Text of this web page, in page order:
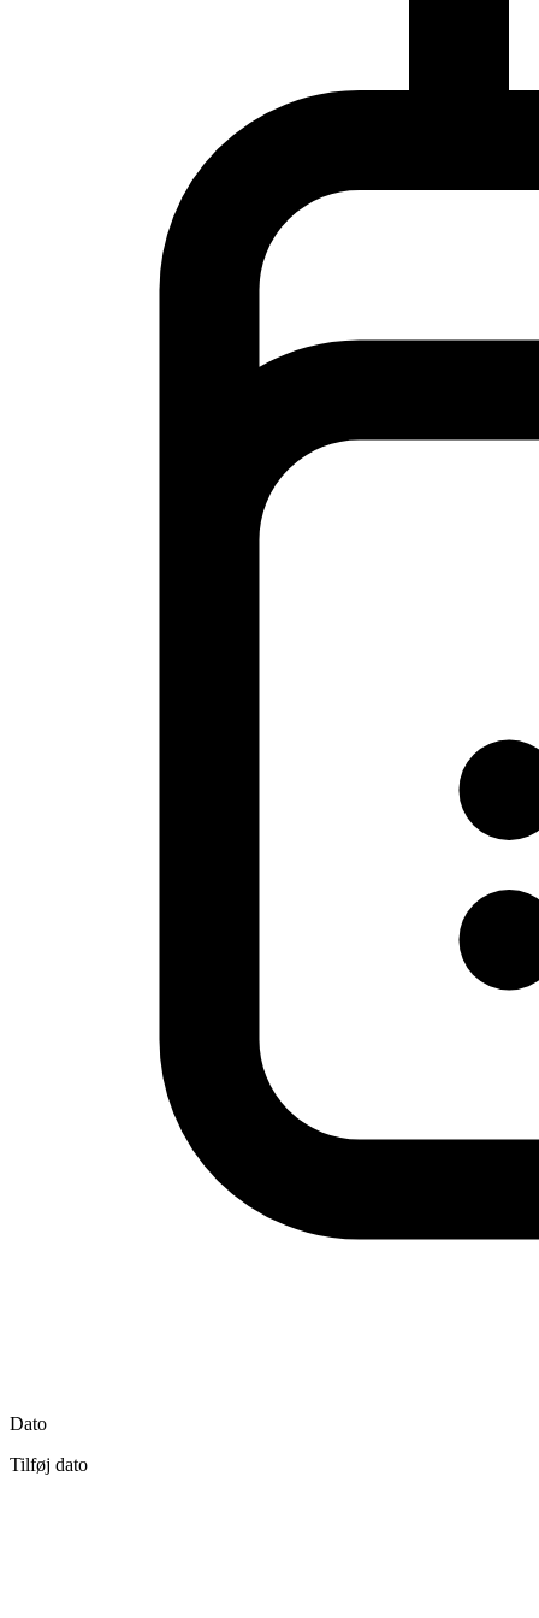
Dato
Tilføj dato